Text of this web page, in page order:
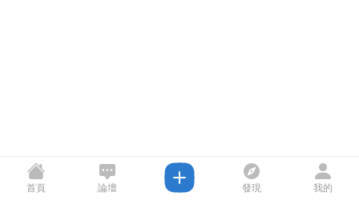
首頁 論壇 發現 我的